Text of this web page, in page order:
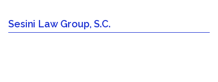
Sesini Law Group, S.C.